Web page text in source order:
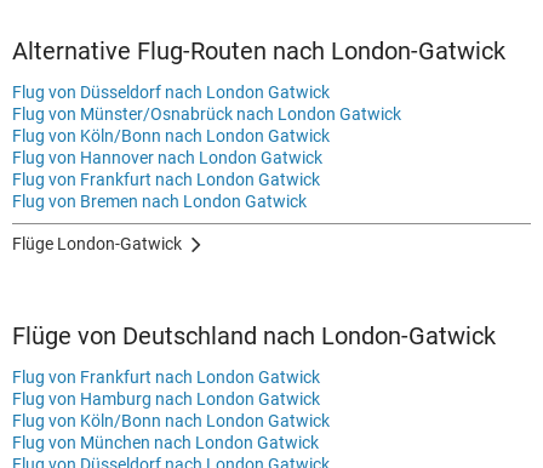
Alternative Flug-Routen nach London-Gatwick
Flug von Düsseldorf nach London Gatwick
Flug von Münster/Osnabrück nach London Gatwick
Flug von Köln/Bonn nach London Gatwick
Flug von Hannover nach London Gatwick
Flug von Frankfurt nach London Gatwick
Flug von Bremen nach London Gatwick
Flüge London-Gatwick
Flüge von Deutschland nach London-Gatwick
Flug von Frankfurt nach London Gatwick
Flug von Hamburg nach London Gatwick
Flug von Köln/Bonn nach London Gatwick
Flug von München nach London Gatwick